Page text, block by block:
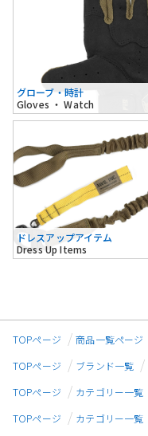
グローブ・時計
Gloves ・ Watch
ドレスアップアイテム
Dress Up Items
TOPページ 商品一覧ページ
TOPページ
ブランド一覧
TOPページ
カテゴリー一覧
TOPページ
カテゴリー一覧